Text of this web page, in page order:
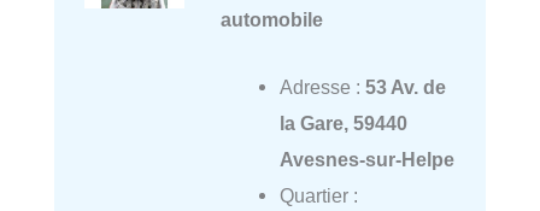
automobile
Adresse : 53 Av. de
la Gare, 59440
Avesnes-sur-Helpe
Quartier :